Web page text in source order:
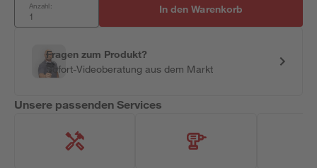
Anzahl: In den Warenkorb
Fragen zum Produkt?
Sofort-Videoberatung aus dem Markt
Unsere passenden Services